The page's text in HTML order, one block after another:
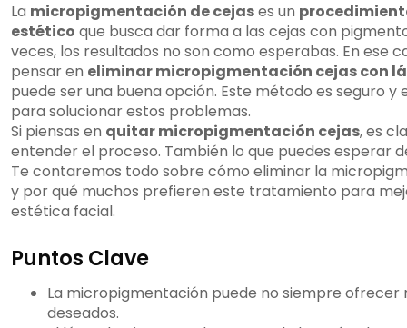
La micropigmentación de cejases un
estético que busca dar forma a las cejas con
veces, los resultados no son como esperabas. En ese
pensar en eliminar micropigmentación cejas con
puede ser una buena opción. Este método es seguro y
para solucionar estos problemas.
Si piensas en quitar micropigmentación cejas, es
entender el proceso. También lo que puedes esperar
Te contaremos todo sobre cómo eliminar la
y por qué muchos prefieren este tratamiento para
estética facial.
Puntos Clave
La micropigmentación puede no siempre ofrecer
deseados.